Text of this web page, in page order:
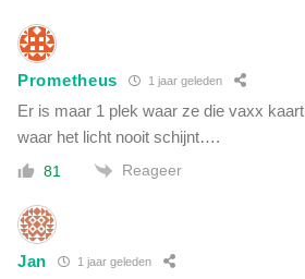
Prometheus 1 jaar geleden
Er is maar 1 plek waar ze die vaxx
waar het licht nooit schijnt….
81 Reageer
Jan 1 jaar geleden